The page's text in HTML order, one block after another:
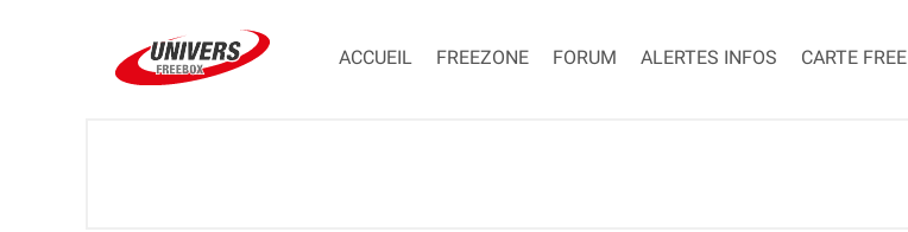
ACCUEIL FREEZONE FORUM ALERTES INFOS CARTE FREE